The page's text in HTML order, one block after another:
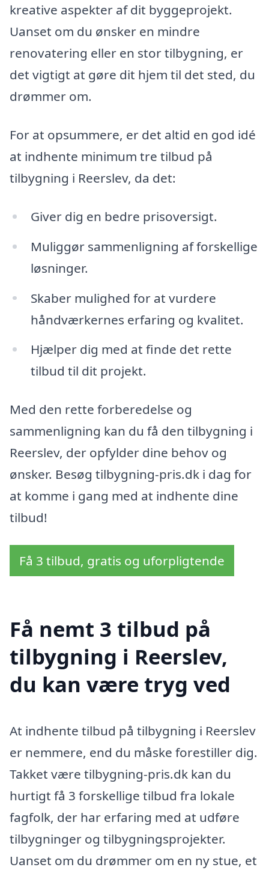
kreative aspekter af dit byggeprojekt.
Uanset om du ønsker en mindre
renovatering eller en stor tilbygning, er
det vigtigt at gøre dit hjem til det sted, du
drømmer om.
For at opsummere, er det altid en god idé
at indhente minimum tre tilbud på
tilbygning i Reerslev, da det:
Giver dig en bedre prisoversigt.
Muliggør sammenligning af forskellige
løsninger.
Skaber mulighed for at vurdere
håndværkernes erfaring og kvalitet.
Hjælper dig med at finde det rette
tilbud til dit projekt.
Med den rette forberedelse og
sammenligning kan du få den tilbygning i
Reerslev, der opfylder dine behov og
ønsker. Besøg tilbygning-pris.dk i dag for
at komme i gang med at indhente dine
tilbud!
Få 3 tilbud, gratis og uforpligtende
Få nemt 3 tilbud på
tilbygning i Reerslev,
du kan være tryg ved
At indhente tilbud på tilbygning i Reerslev
er nemmere, end du måske forestiller dig.
Takket være tilbygning-pris.dk kan du
hurtigt få 3 forskellige tilbud fra lokale
fagfolk, der har erfaring med at udføre
tilbygninger og tilbygningsprojekter.
Uanset om du drømmer om en ny stue, et